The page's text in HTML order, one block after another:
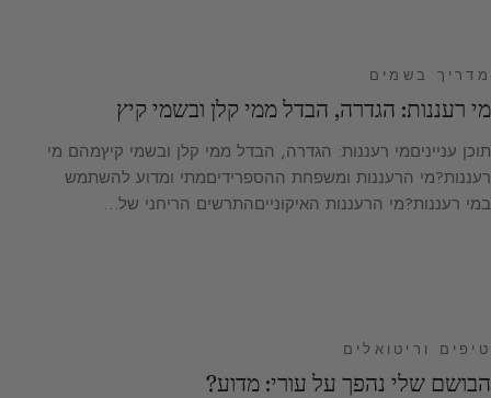
מדריך בשמים
מי רעננות: הגדרה, הבדל ממי קלן ובשמי קיץ
תוכן ענייניםמי רעננות: הגדרה, הבדל ממי קלן ובשמי קיץמהם מי
רעננות?מי הרעננות ומשפחת ההספרידיםמתי ומדוע להשתמש
במי רעננות?מי הרעננות האיקונייםהתרשים הריחני של…
טיפים וריטואלים
הבושם שלי נהפך על עורי: מדוע?